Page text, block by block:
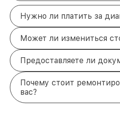
Нужно ли платить за
Может ли измениться
Предоставляете ли
Почему стоит
вас?